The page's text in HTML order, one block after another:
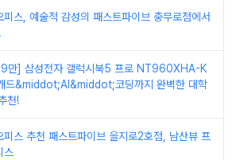
피스, 예술적 감성의 패스트파이브 충무로점에서
만] 삼성전자 갤럭시북5 프로 NT960XHA-K
드&middot;AI&middot;코딩까지 완벽한 대학
천!
피스 추천 패스트파이브 을지로2호점, 남산뷰 프
스